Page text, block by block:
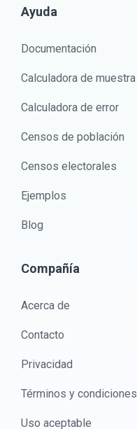
Ayuda
Documentación
Calculadora de muestra
Calculadora de error
Censos de población
Censos electorales
Ejemplos
Blog
Compañía
Acerca de
Contacto
Privacidad
Términos y condiciones
Uso aceptable